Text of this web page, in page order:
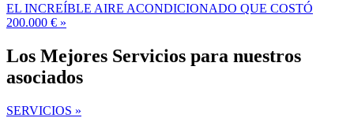
EL INCREÍBLE AIRE ACONDICIONADO QUE COSTÓ
200.000 € »
Los Mejores Servicios para nuestros
asociados
SERVICIOS »